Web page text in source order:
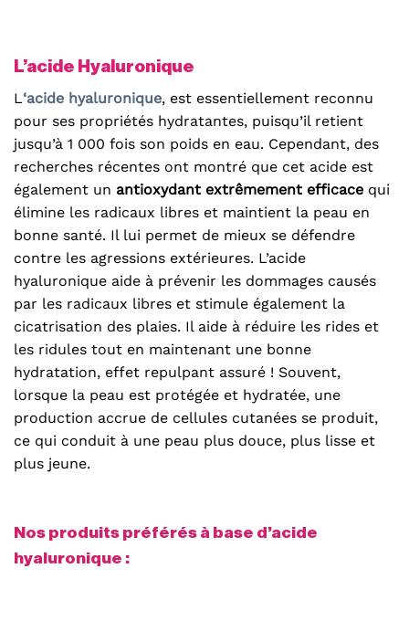
L’acide Hyaluronique
L‘acide hyaluronique, est essentiellement reconnu
pour ses propriétés hydratantes, puisqu’il retient
jusqu’à 1 000 fois son poids en eau. Cependant, des
recherches récentes ont montré que cet acide est
également un antioxydant extrêmement efficace qui
élimine les radicaux libres et maintient la peau en
bonne santé. Il lui permet de mieux se défendre
contre les agressions extérieures. L’acide
hyaluronique aide à prévenir les dommages causés
par les radicaux libres et stimule également la
cicatrisation des plaies. Il aide à réduire les rides et
les ridules tout en maintenant une bonne
hydratation, effet repulpant assuré ! Souvent,
lorsque la peau est protégée et hydratée, une
production accrue de cellules cutanées se produit,
ce qui conduit à une peau plus douce, plus lisse et
plus jeune.
Nos produits préférés à base d’acide
hyaluronique :